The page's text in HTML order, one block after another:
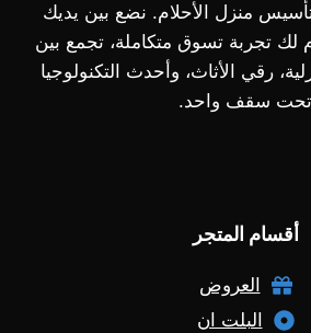
منزل الأحلام. نضع بين يديك
لك تجربة تسوق متكاملة، تجمع بين
رقي الأثاث، وأحدث التكنولوجيا
تحت سقف واحد.
أقسام المتجر
العروض
البلت ان